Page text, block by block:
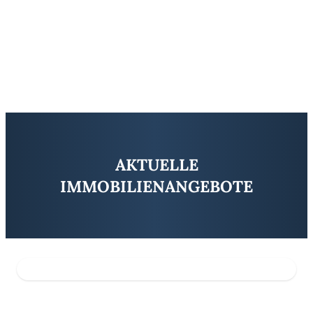
AKTUELLE
IMMOBILIENANGEBOTE